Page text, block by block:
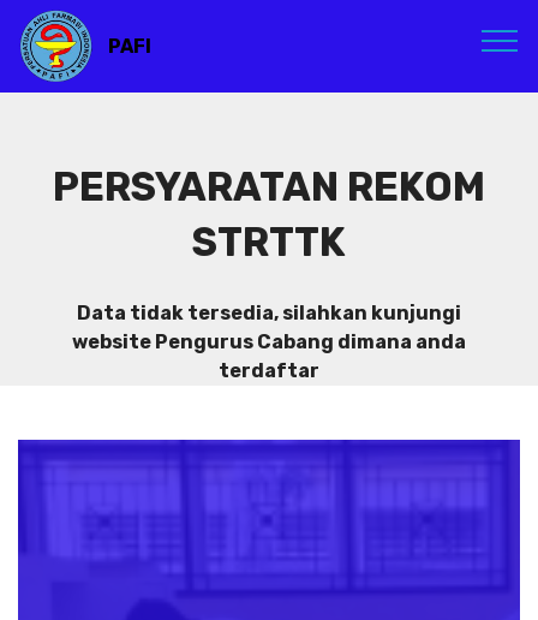
PAFI
PERSYARATAN REKOM
STRTTK
Data tidak tersedia, silahkan kunjungi
website Pengurus Cabang dimana anda
terdaftar